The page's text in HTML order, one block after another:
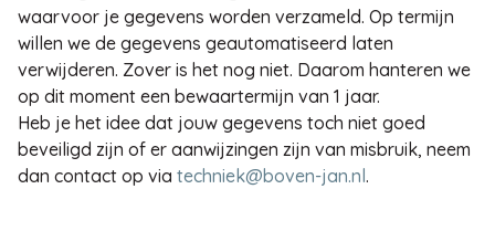
waarvoor je gegevens worden verzameld. Op termijn
willen we de gegevens geautomatiseerd laten
verwijderen. Zover is het nog niet. Daarom hanteren we
op dit moment een bewaartermijn van 1 jaar.
Heb je het idee dat jouw gegevens toch niet goed
beveiligd zijn of er aanwijzingen zijn van misbruik, neem
dan contact op via techniek@boven-jan.nl .